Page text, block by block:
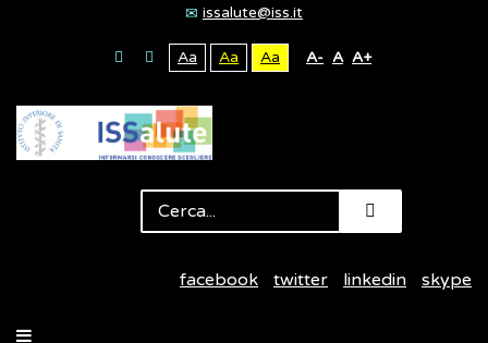
issalute@iss.it
Aa Aa Aa A- A A+
facebook twitter linkedin skype